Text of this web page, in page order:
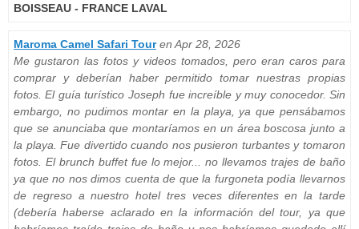
BOISSEAU - FRANCE LAVAL
Maroma Camel Safari Touren Apr 28, 2026
Me gustaron las fotos y videos tomados, pero eran caros para
comprar y deberían haber permitido tomar nuestras propias
fotos. El guía turístico Joseph fue increíble y muy conocedor. Sin
embargo, no pudimos montar en la playa, ya que pensábamos
que se anunciaba que montaríamos en un área boscosa junto a
la playa. Fue divertido cuando nos pusieron turbantes y tomaron
fotos. El brunch buffet fue lo mejor... no llevamos trajes de baño
ya que no nos dimos cuenta de que la furgoneta podía llevarnos
de regreso a nuestro hotel tres veces diferentes en la tarde
(debería haberse aclarado en la información del tour, ya que